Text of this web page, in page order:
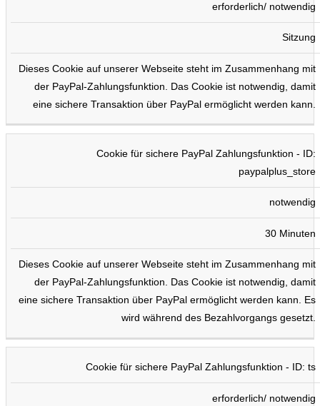
erforderlich/ notwendig
Sitzung
Dieses Cookie auf unserer Webseite steht im Zusammenhang mit
der PayPal-Zahlungsfunktion. Das Cookie ist notwendig, damit
eine sichere Transaktion über PayPal ermöglicht werden kann.
Cookie für sichere PayPal Zahlungsfunktion - ID:
paypalplus_store
notwendig
30 Minuten
Dieses Cookie auf unserer Webseite steht im Zusammenhang mit
der PayPal-Zahlungsfunktion. Das Cookie ist notwendig, damit
eine sichere Transaktion über PayPal ermöglicht werden kann. Es
wird während des Bezahlvorgangs gesetzt.
Cookie für sichere PayPal Zahlungsfunktion - ID: ts
erforderlich/ notwendig